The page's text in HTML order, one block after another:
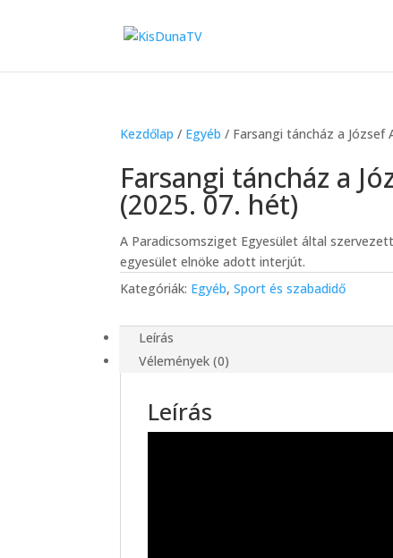
Kezdőlap / Egyéb / Farsangi táncház a József
Farsangi táncház a
(2025. 07. hét)
A Paradicsomsziget Egyesület által
egyesület elnöke adott interjút.
Kategóriák: Egyéb,Sport és szabadidő
Leírás
Vélemények (0)
Leírás